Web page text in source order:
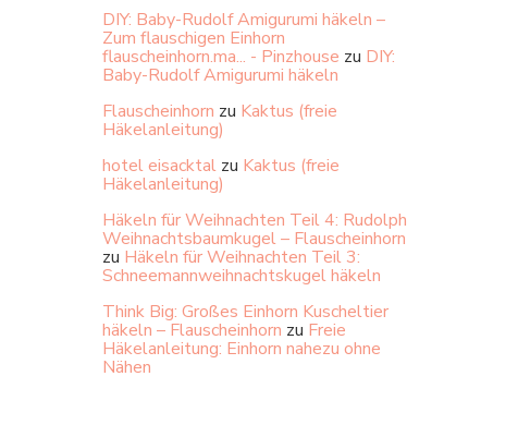
DIY: Baby-Rudolf Amigurumi häkeln –
Zum flauschigen Einhorn
flauscheinhorn.ma... - Pinzhouse zu DIY:
Baby-Rudolf Amigurumi häkeln
Flauscheinhorn zu Kaktus (freie
Häkelanleitung)
hotel eisacktal zu Kaktus (freie
Häkelanleitung)
Häkeln für Weihnachten Teil 4: Rudolph
Weihnachtsbaumkugel – Flauscheinhorn
zu Häkeln für Weihnachten Teil 3:
Schneemannweihnachtskugel häkeln
Think Big: Großes Einhorn Kuscheltier
häkeln – Flauscheinhorn zu Freie
Häkelanleitung: Einhorn nahezu ohne
Nähen